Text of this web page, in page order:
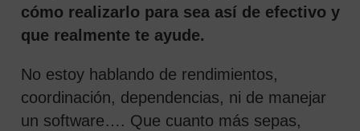
cómo realizarlo para sea así de efectivo y
que realmente te ayude.
No estoy hablando de rendimientos,
coordinación, dependencias, ni de manejar
un software…. Que cuanto más sepas,